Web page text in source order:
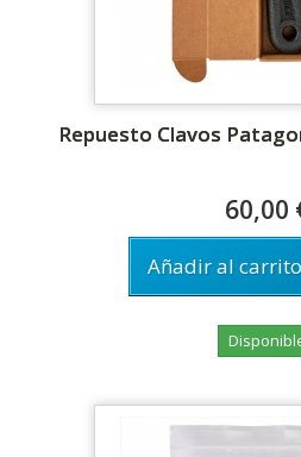
Repuesto Clavos
60,00
Añadir al carrito